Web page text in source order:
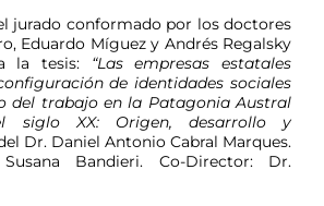
jurado conformado por los doctores
Eduardo Míguez y Andrés Regalsky
la tesis: “Las empresas estatales
de identidades sociales
del trabajo en la Patagonia Austral
XX: Origen, desarrollo y
Dr. Daniel Antonio Cabral Marques.
Bandieri. Co-Director: Dr.